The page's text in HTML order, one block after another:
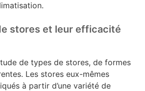
stores et leur efficacité
de types de stores, de formes
Les stores eux-mêmes
à partir d’une variété de